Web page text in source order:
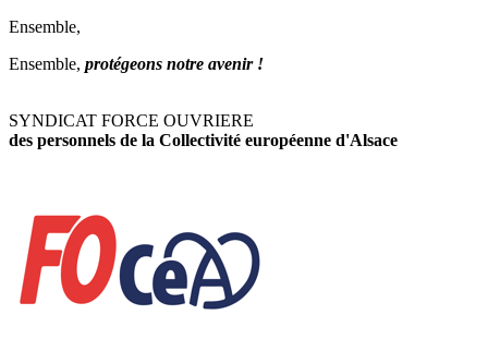
Ensemble,
Ensemble, protégeons notre avenir !
SYNDICAT FORCE OUVRIERE
des personnels de la Collectivité européenne d'Alsace